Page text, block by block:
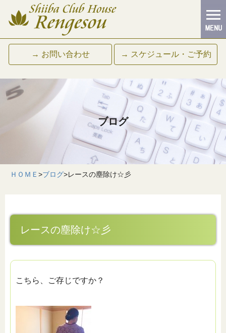
→ お問い合わせ → スケジュール・ご予約
ブログ
ＨＯＭＥ >ブログ>レースの塵除け☆彡
レースの塵除け☆彡
こちら、ご存じですか？